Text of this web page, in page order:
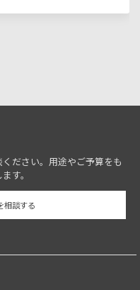
ださい。用途やご予算をも
す。
相談する